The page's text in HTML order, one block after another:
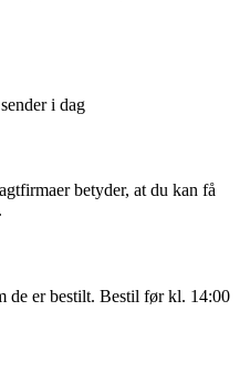
i dag
betyder, at du kan få
de er bestilt. Bestil før kl. 14:00